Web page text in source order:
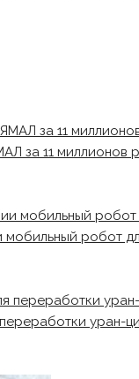
за 11 миллионов
мобильный робот
уран-